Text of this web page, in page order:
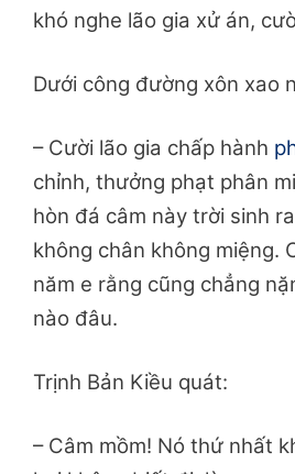
khó nghe lão gia xử án,
Dưới công đường xôn xao
– Cười lão gia chấp hành
chỉnh, thưởng phạt phân
hòn đá câm này trời sinh
không chân không miệng.
năm e rằng cũng chẳng
nào đâu.
Trịnh Bản Kiều quát:
– Câm mồm! Nó thứ nhất